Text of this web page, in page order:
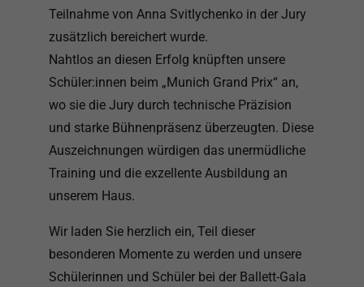
Teilnahme von Anna Svitlychenko in der Jury
zusätzlich bereichert wurde.
Nahtlos an diesen Erfolg knüpften unsere
Schüler:innen beim „Munich Grand Prix“ an,
wo sie die Jury durch technische Präzision
und starke Bühnenpräsenz überzeugten. Diese
Auszeichnungen würdigen das unermüdliche
Training und die exzellente Ausbildung an
unserem Haus.
Wir laden Sie herzlich ein, Teil dieser
besonderen Momente zu werden und unsere
Schülerinnen und Schüler bei der Ballett-Gala